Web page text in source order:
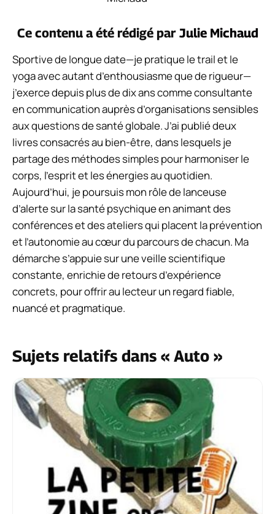
Ce contenu a été rédigé par Julie Michaud
Sportive de longue date—je pratique le trail et le
yoga avec autant d’enthousiasme que de rigueur—
j’exerce depuis plus de dix ans comme consultante
en communication auprès d’organisations sensibles
aux questions de santé globale. J’ai publié deux
livres consacrés au bien-être, dans lesquels je
partage des méthodes simples pour harmoniser le
corps, l’esprit et les énergies au quotidien.
Aujourd’hui, je poursuis mon rôle de lanceuse
d’alerte sur la santé psychique en animant des
conférences et des ateliers qui placent la prévention
et l’autonomie au cœur du parcours de chacun. Ma
démarche s’appuie sur une veille scientifique
constante, enrichie de retours d’expérience
concrets, pour offrir au lecteur un regard fiable,
nuancé et pragmatique.
Sujets relatifs dans « Auto »